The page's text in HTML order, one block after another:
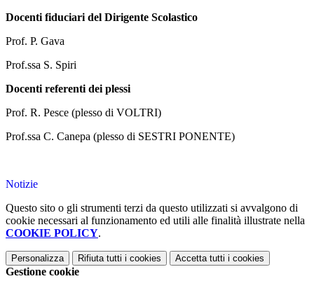
Docenti fiduciari del Dirigente Scolastico
Prof. P. Gava
Prof.ssa S. Spiri
Docenti referenti dei plessi
Prof. R. Pesce (plesso di VOLTRI)
Prof.ssa C. Canepa (plesso di SESTRI PONENTE)
Notizie
Questo sito o gli strumenti terzi da questo utilizzati si avvalgono di
cookie necessari al funzionamento ed utili alle finalità illustrate nella
COOKIE POLICY.
Personalizza Rifiuta tutti i cookies Accetta tutti i cookies
Gestione cookie